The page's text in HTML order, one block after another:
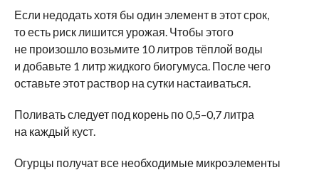
Если недодать хотя бы один элемент в этот срок,
то есть риск лишится урожая. Чтобы этого
не произошло возьмите 10 литров тёплой воды
и добавьте 1 литр жидкого биогумуса. После чего
оставьте этот раствор на сутки настаиваться.
Поливать следует под корень по 0,5–0,7 литра
на каждый куст.
Огурцы получат все необходимые микроэлементы